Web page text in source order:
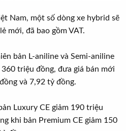
Nam, một số dòng xe hybrid sẽ
mới, đã bao gồm VAT.
bản L-aniline và Semi-aniline
triệu đồng, đưa giá bán mới
và 7,92 tỷ đồng.
Luxury CE giảm 190 triệu
khi bản Premium CE giảm 150